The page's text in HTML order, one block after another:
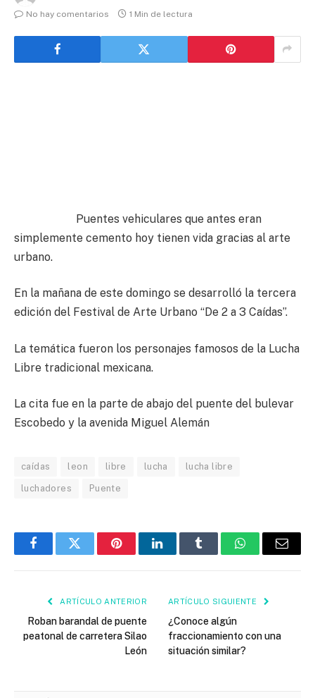
No hay comentarios
1 Min de lectura
Puentes vehiculares que antes eran
simplemente cemento hoy tienen vida gracias al arte
urbano.
En la mañana de este domingo se desarrolló la tercera
edición del Festival de Arte Urbano “De 2 a 3 Caídas”.
La temática fueron los personajes famosos de la Lucha
Libre tradicional mexicana.
La cita fue en la parte de abajo del puente del bulevar
Escobedo y la avenida Miguel Alemán
caídas leon libre lucha lucha libre
luchadores Puente
FacebookTwitter PinterestLinkedInTumblr WhatsAppEmail
ARTÍCULO ANTERIOR
Roban barandal de puente
peatonal de carretera Silao
León
ARTÍCULO SIGUIENTE
¿Conoce algún
fraccionamiento con una
situación similar?